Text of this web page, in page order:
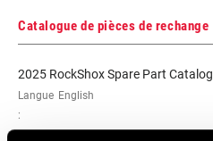
Catalogue de pièces de rechange
2025 RockShox Spare Part Catalog
Langue
:
English
89 MB